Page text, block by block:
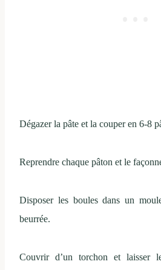
Dégazer la pâte et la couper en 6-8
Reprendre chaque pâton et le
Disposer les boules dans un
beurrée.
Couvrir d’un torchon et laisser